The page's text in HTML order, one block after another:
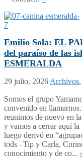
Emilio Sola: EL
del paraíso de las
ESMERALDA
29 julio, 2026 Archivos,
Somos el grupo
convenido en
reunimos de nuevo en
y vamos a cerrar aquí la
luego derivó en
tods –Tip y Carla,
conocimiento y de co...